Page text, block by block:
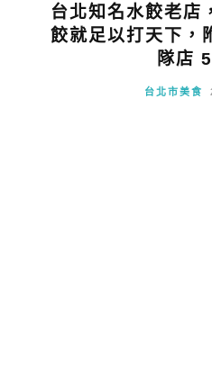
台北知名水餃老店
餃就足以打天下，
隊店
台北市美食